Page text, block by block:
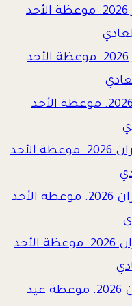
موعظة يوم الأحد 19 تموز 2026. موعظة الأحد
موعظة يوم الأحد 12 تموز 2026. موعظة الأحد
موعظة يوم الأحد 5 تموز 2026. موعظة الأحد
موعظة يوك الأحد 28 حزيران 2026. موعظة الأحد
موعظة يوك الأحد 21 حزيران 2026. موعظة الأحد
موعظة يوم الأحد 14 حزيران 2026. موعظة الأحد
موعظة يوم الأحد 7 حزيران 2026. موعظة عيد